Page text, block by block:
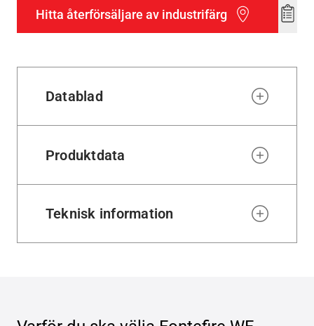
Hitta återförsäljare av industrifärg
Add
Datablad
Produktdata
Teknisk information